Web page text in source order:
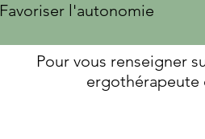
Favoriser l'autonomie
Pour vous renseigner
ergothérapeute